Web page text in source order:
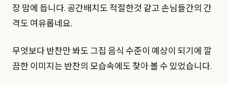
장 맘에 듭니다. 공간배치도 적절한것 같고 손님들간의 간
격도 여유롭네요.
무엇보다 반찬만 봐도 그집 음식 수준이 예상이 되기에 깔
끔한 이미지는 반찬의 모습속에도 찾아 볼 수 있었습니다.